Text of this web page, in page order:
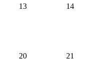
13 14
20 21